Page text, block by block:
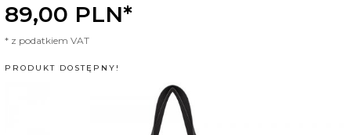
89,00 PLN*
* z podatkiem VAT
PRODUKT DOSTĘPNY!